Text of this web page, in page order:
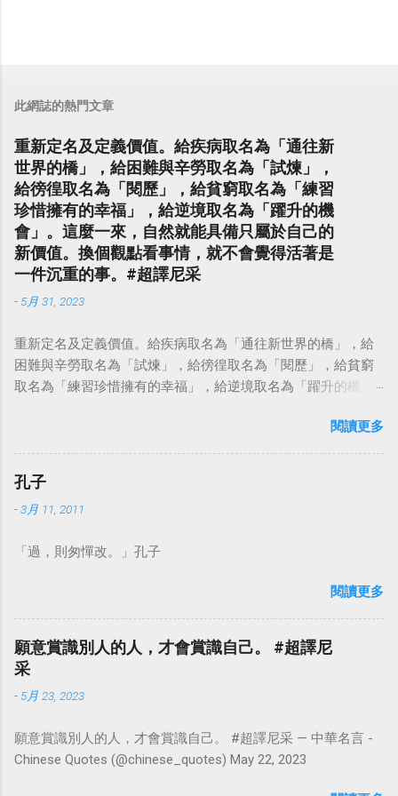
此網誌的熱門文章
重新定名及定義價值。給疾病取名為「通往新
世界的橋」，給困難與辛勞取名為「試煉」，
給徬徨取名為「閱歷」，給貧窮取名為「練習
珍惜擁有的幸福」，給逆境取名為「躍升的機
會」。這麼一來，自然就能具備只屬於自己的
新價值。換個觀點看事情，就不會覺得活著是
一件沉重的事。#超譯尼采
- 5月 31, 2023
重新定名及定義價值。給疾病取名為「通往新世界的橋」，給
困難與辛勞取名為「試煉」，給徬徨取名為「閱歷」，給貧窮
取名為「練習珍惜擁有的幸福」，給逆境取名為「躍升的機
點看事情，就不會覺得活著是一件沉重的事。#超譯尼采 — 中
華名言 - Chinese Quotes (@chinese_quotes) May 23, 2023
閱讀更多
孔子
-3月 11, 2011
「過，則匆憚改。」孔子
閱讀更多
願意賞識別人的人，才會賞識自己。 #超譯尼
采
- 5月 23, 2023
願意賞識別人的人，才會賞識自己。 #超譯尼采 — 中華名言 -
Chinese Quotes (@chinese_quotes) May 22, 2023